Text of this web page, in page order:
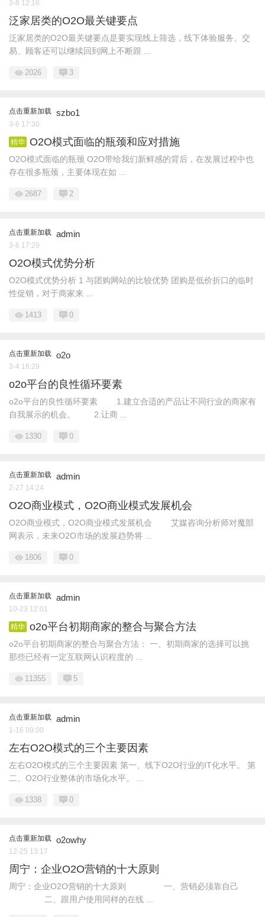
3-8 12:16
泛家居类的O2O最关键要点
泛家居类的O2O最关键要点是要实现线上筛选，线下体验服务、交
易、顾客还可以继续回到网上不断跟 ...
2026 3
点击重新加载 szbo1
3-6 17:30
精华 O2O模式面临的瓶颈和应对措施
O2O模式面临的瓶颈 O2O带给我们新鲜感的背后，在发展过程中也
存在很多瓶颈，主要体现在如 ...
2687 2
点击重新加载 admin
3-6 17:29
O2O模式优势分析
O2O模式优势分析 1 与团购网站的比较优势 团购是低价折口的临时
性促销，对于商家来 ...
1413 0
点击重新加载 o2o
3-4 16:29
o2o平台的良性循环要素
o2o平台的良性循环要素 1.建立合适的产品让不同行业的商家有
自我展示的机会。 2.让商 ...
1330 0
点击重新加载 admin
2-27 14:24
O2O商业模式，O2O商业模式发展机会
O2O商业模式，O2O商业模式发展机会 艾媒咨询分析师对魔部
网表示，未来O2O市场的发展趋势将 ...
1806 0
点击重新加载 admin
10-23 12:01
精华 o2o平台初期商家的整合与聚合方法
o2o平台初期商家的整合与聚合方法： 一、初期商家的选择可以挑
那些已经有一定互联网认识程度的 ...
11355 5
点击重新加载 admin
1-16 09:00
左右O2O模式的三个主要因素
左右O2O模式的三个主要因素 第一、线下O2O行业的IT化水平。 第
二、O2O行业整体的市场化水平。 ...
1338 0
点击重新加载 o2owhy
12-25 13:17
周宁：企业O2O营销的十大原则
周宁：企业O2O营销的十大原则 一、营销必须靠自己
二、跟用户使用同样的在线 ...